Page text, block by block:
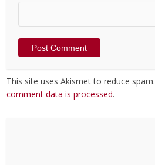
This site uses Akismet to reduce spam.
comment data is processed.